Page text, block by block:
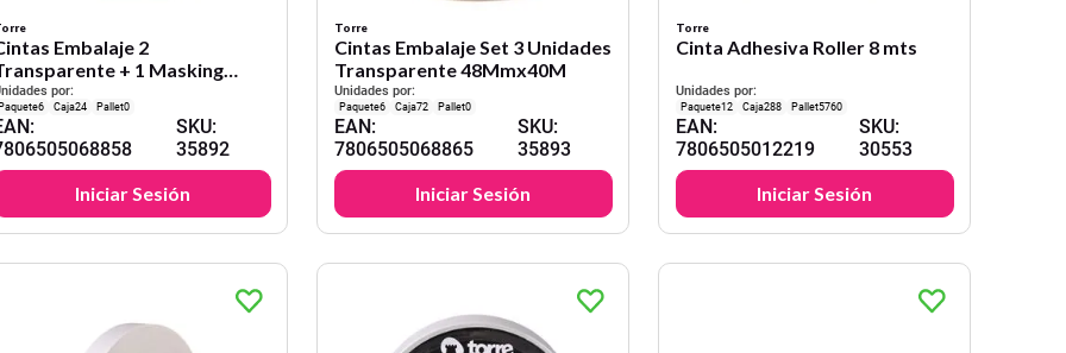
Embalaje 2
+ 1 Masking
Torre
por:
6 24 0
:
SKU:
35892
Iniciar Sesión
Torre
Cintas Embalaje Set 3 Unidades
Transparente 48Mmx40M
Unidades por:
6 72 0
EAN:
7806505068865
SKU:
35893
Iniciar Sesión
Torre
Cinta Adhesiva Roller 8 mts
Unidades por:
12 288 5760
EAN:
7806505012219
SKU:
30553
Iniciar Sesión